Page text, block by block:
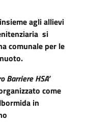
agli allievi
si
comunale per le
Barriere HSA’
come
in